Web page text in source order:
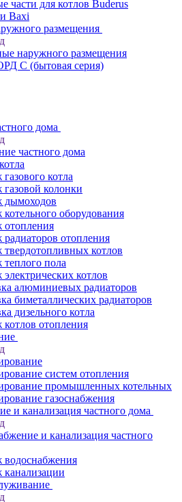
части для котлов Buderus
Baxi
размещения
наружного размещения
С (бытовая серия)
дома
частного дома
котла
колонки
оборудования
отопления
котлов
пола
котлов
алюминиевых радиаторов
биметаллических радиаторов
дизельного котла
отопления
систем отопления
промышленных котельных
газоснабжения
и канализация частного дома
и канализация частного